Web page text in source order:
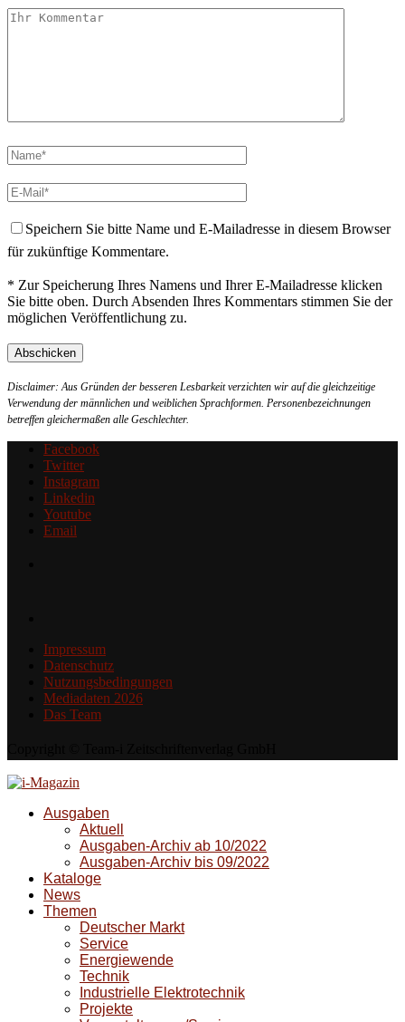
Speichern Sie bitte Name und E-Mailadresse in diesem Browser
für zukünftige Kommentare.
* Zur Speicherung Ihres Namens und Ihrer E-Mailadresse klicken
Sie bitte oben. Durch Absenden Ihres Kommentars stimmen Sie der
möglichen Veröffentlichung zu.
Disclaimer: Aus Gründen der besseren Lesbarkeit verzichten wir auf die gleichzeitige
Verwendung der männlichen und weiblichen Sprachformen. Personenbezeichnungen
betreffen gleichermaßen alle Geschlechter.
Facebook
Twitter
Instagram
Linkedin
Youtube
Email
Impressum
Datenschutz
Nutzungsbedingungen
Mediadaten 2026
Das Team
Ausgaben
Aktuell
Ausgaben-Archiv ab 10/2022
Ausgaben-Archiv bis 09/2022
Kataloge
News
Themen
Deutscher Markt
Service
Energiewende
Technik
Industrielle Elektrotechnik
Projekte